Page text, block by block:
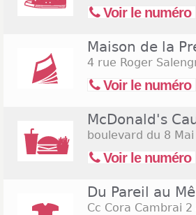
Voir le numéro
Maison de la
4 rue Roger
Voir le numéro
McDonald's
boulevard du 8
Voir le numéro
Du Pareil au
Cc Cora Cambrai